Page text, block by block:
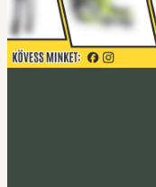
Acerbis akció
Fedezd fel